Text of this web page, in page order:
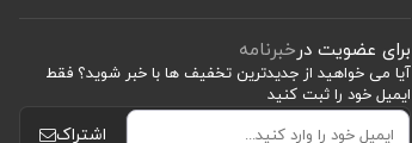
برای عضویت درخبرنامه
آیا می خواهید از جدید‌ترین تخفیف‌ ها با‌ خبر شوید؟ فقط
ایمیل خود را ثبت کنید
اشتراک